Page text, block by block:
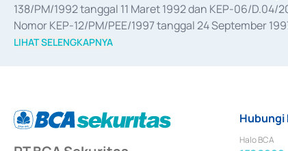
138/PM/1992 tanggal 11 Maret 1992 dan KEP-06/
Nomor KEP-12/PM/PEE/1997 tanggal 24 September
merger, akuisisi, divestasi, dan
LIHAT SELENGKAPNYA
Hubungi
Halo BCA